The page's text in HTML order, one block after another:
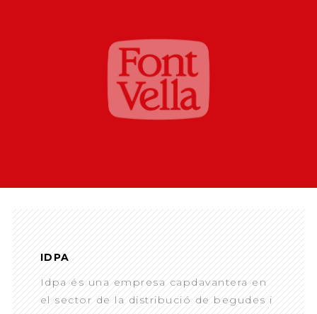
IDPA
Idpa és una empresa capdavantera en
el sector de la distribució de begudes i